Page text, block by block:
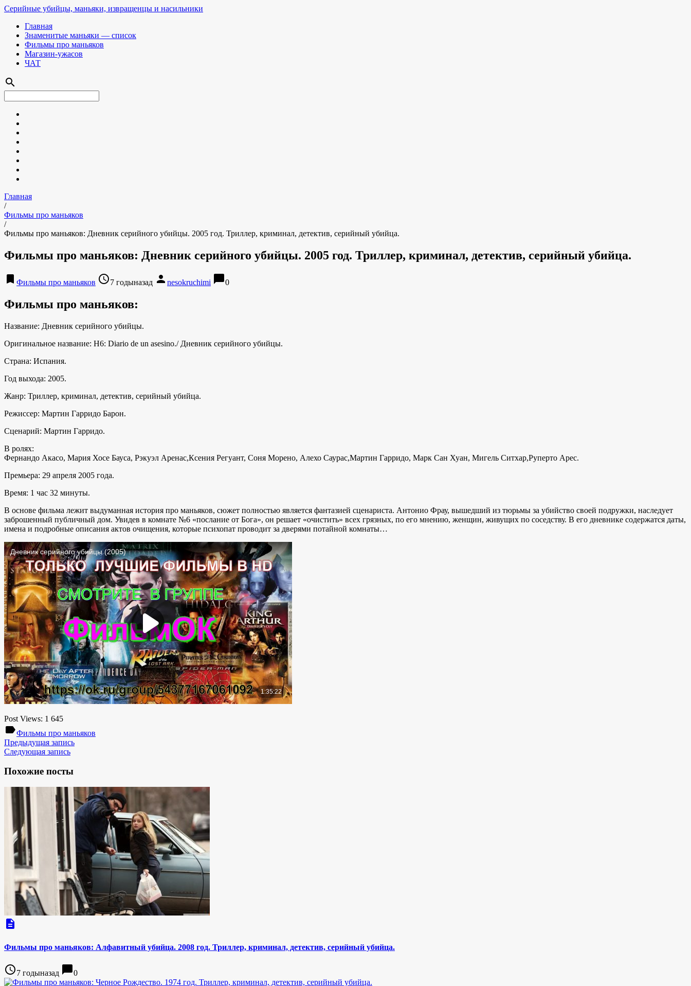
Серийные убийцы, маньяки, извращенцы и насильники
Главная
Знаменитые маньяки — список
Фильмы про маньяков
Магазин-ужасов
ЧАТ
search
Главная
/
Фильмы про маньяков
/
Фильмы про маньяков: Дневник серийного убийцы. 2005 год. Триллер, криминал, детектив, серийный убийца.
Фильмы про маньяков: Дневник серийного убийцы. 2005 год. Триллер, криминал, детектив, серийный убийца.
bookmark Фильмы про маньяков access_time7 годыназад person nesokruchimi chat_bubble0
Фильмы про маньяков:
Название: Дневник серийного убийцы.
Оригинальное название: H6: Diario de un asesino./ Дневник серийного убийцы.
Страна: Испания.
Год выхода: 2005.
Жанр: Триллер, криминал, детектив, серийный убийца.
Режиссер: Мартин Гарридо Барон.
Сценарий: Мартин Гарридо.
В ролях:
Фернандо Акасо, Мария Хосе Бауса, Рэкуэл Аренас,Ксения Регуант, Соня Морено, Алехо Саурас,Мартин Гарридо, Марк Сан Хуан, Мигель Ситхар,Руперто Арес.
Премьера: 29 апреля 2005 года.
Время: 1 час 32 минуты.
В основе фильма лежит выдуманная история про маньяков, сюжет полностью является фантазией сценариста. Антонио Фрау, вышедший из тюрьмы за убийство своей подружки, наследует
заброшенный публичный дом. Увидев в комнате №6 «послание от Бога», он решает «очистить» всех грязных, по его мнению, женщин, живущих по соседству. В его дневнике содержатся даты,
имена и подробные описания актов очищения, которые психопат проводит за дверями потайной комнаты…
Post Views: 1 645
labelФильмы про маньяков
Предыдущая запись
Следующая запись
Похожие посты
description
Фильмы про маньяков: Алфавитный убийца. 2008 год. Триллер, криминал, детектив, серийный убийца.
access_time7 годыназад chat_bubble0